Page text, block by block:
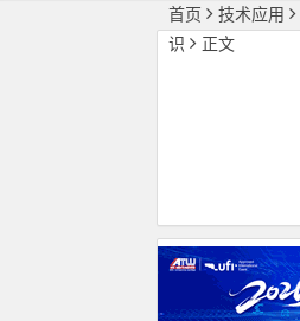
首页 技术应用
识
正文